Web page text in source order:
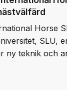
Horse
SLU,
ny teknik och
del av